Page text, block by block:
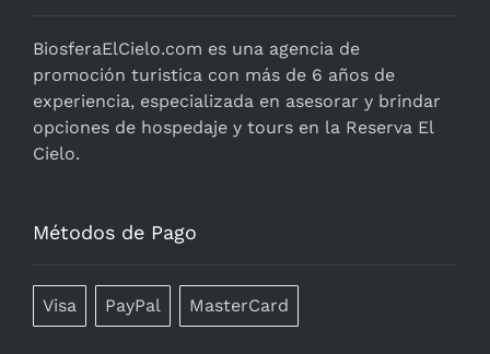
BiosferaElCielo.com es una agencia de
promoción turistica con más de 6 años de
experiencia, especializada en asesorar y brindar
opciones de hospedaje y tours en la Reserva El
Cielo.
Métodos de Pago
Visa PayPal MasterCard